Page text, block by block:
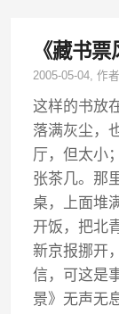
《藏书
2005-05-04, 作
这样的书放
落满灰尘，
厅，但太小
张茶几。那
桌，上面堆
开饭，把北
新京报挪开
信，可这是
景》无声无